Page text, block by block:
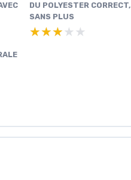
DU POLYESTER CORRECT,
SANS PLUS
★★★★★
★★★★★